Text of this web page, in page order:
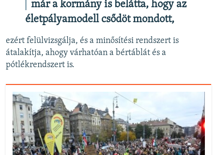
már a kormány is belátta, hogy az
életpályamodell csődöt mondott,
ezért felülvizsgálja, és a minősítési rendszert is
átalakítja, ahogy várhatóan a bértáblát és a
pótlékrendszert is.